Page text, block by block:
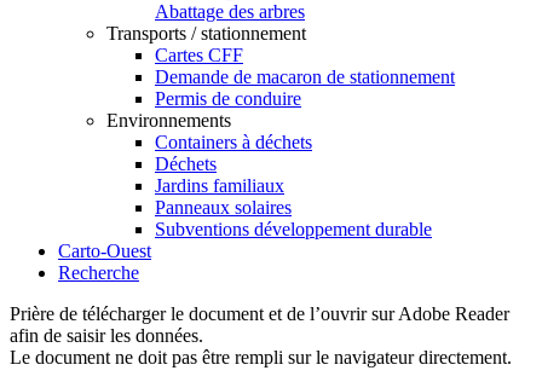
Abattage des arbres
Transports / stationnement
Cartes CFF
Demande de macaron de stationnement
Permis de conduire
Environnements
Containers à déchets
Déchets
Jardins familiaux
Panneaux solaires
Subventions développement durable
Carto-Ouest
Recherche
Prière de télécharger le document et de l’ouvrir sur Adobe Reader
afin de saisir les données.
Le document ne doit pas être rempli sur le navigateur directement.